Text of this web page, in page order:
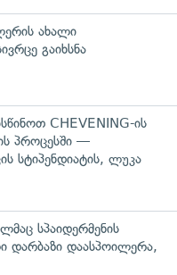
ახალი
გაიხსნა
CHEVENING-ის
პროცესში —
სტიპენდიატის, ლუკა
სპაიდერმენის
დარბაზი დაასპოილერა,